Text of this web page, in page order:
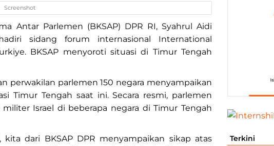
Screenshot
Antar Parlemen (BKSAP) DPR RI, Syahrul Aidi
sidang forum internasional International
BKSAP menyoroti situasi di Timur Tengah
perwakilan parlemen 150 negara menyampaikan
Timur Tengah saat ini. Secara resmi, parlemen
Israel di beberapa negara di Timur Tengah
kita dari BKSAP DPR menyampaikan sikap atas
Terkini